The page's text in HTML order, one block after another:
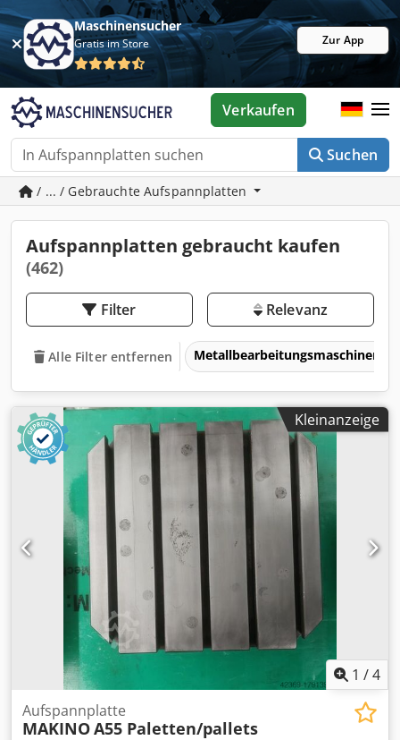
Maschinensucher
Gratis im Store Zur App
Suchen
Verkaufen
/ ... / Gebrauchte Aufspannplatten
Aufspannplatten gebraucht kaufen
(462)
Filter Relevanz
Alle Filter entfernen Metallbearbeitungsmaschinen
Kleinanzeige
1 /4
Aufspannplatte
MAKINOA55 Paletten/pallets